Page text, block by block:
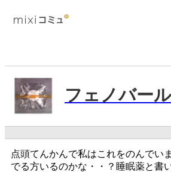
フェノバー
点頭てんかんで私はこれをのんでい
でる方いるのかな・・？睡眠薬と書